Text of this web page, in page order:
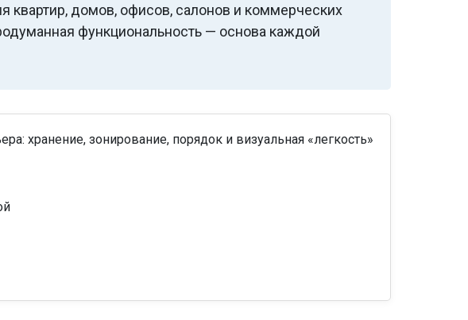
квартир, домов, офисов, салонов и коммерческих
функциональность — основа каждой
хранение, зонирование, порядок и визуальная «легкость»